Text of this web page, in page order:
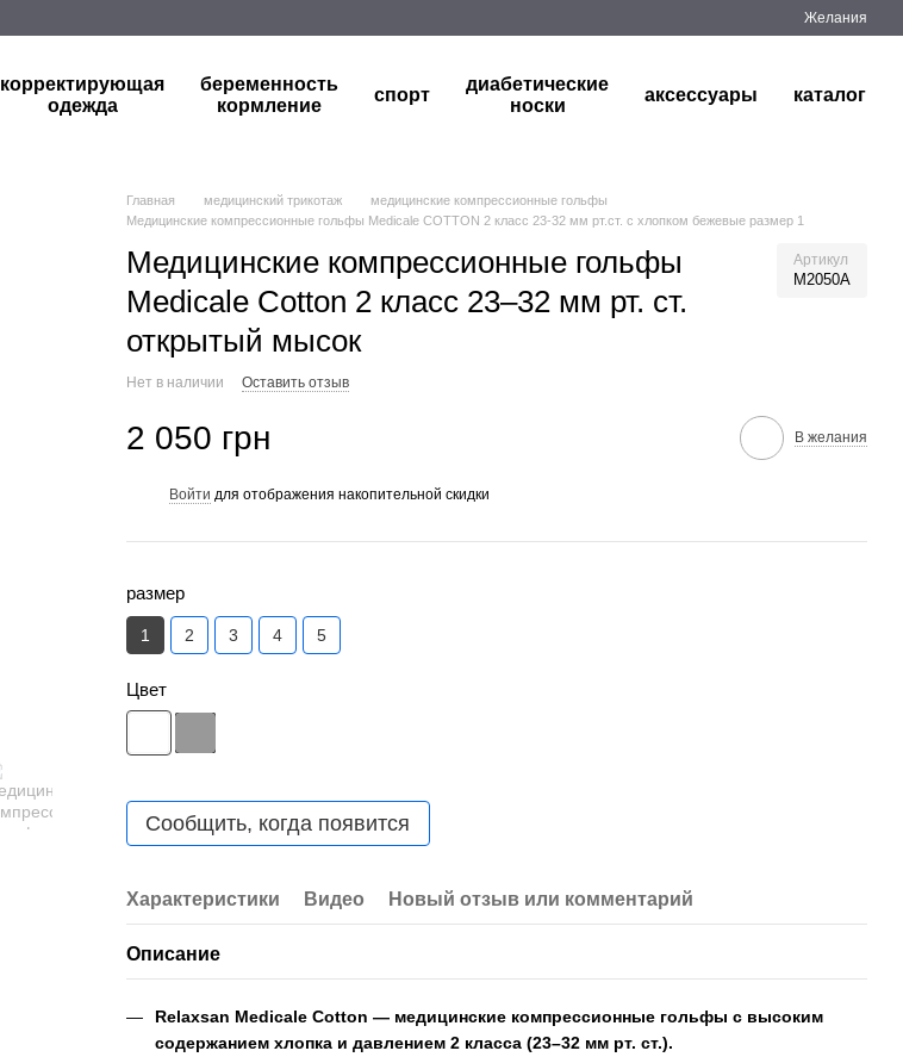
Желания
корректирующая
одежда
беременность
кормление
спорт
диабетические
носки
аксессуары каталог
Главная медицинский трикотаж
медицинские компрессионные гольфы
Медицинские компрессионные гольфы Medicale COTTON 2 класс 23-32 мм рт.ст. с хлопком бежевые размер 1
Медицинские компрессионные гольфы
Medicale Cotton 2 класс 23–32 мм рт. ст.
открытый мысок
Артикул
M2050A
Нет в наличии Оставить отзыв
2 050 грн В желания
Войти для отображения накопительной скидки
размер
1 2 3 4 5
Цвет
Сообщить, когда появится
Характеристики Видео Новый отзыв или комментарий
Описание
Relaxsan Medicale Cotton — медицинские компрессионные гольфы с высоким
содержанием хлопка и давлением 2 класса (23–32 мм рт. ст.).